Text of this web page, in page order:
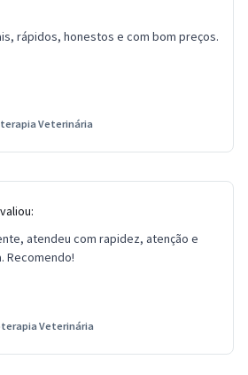
rápidos, honestos e com bom preços.
Veterinária
atendeu com rapidez, atenção e
Recomendo!
Veterinária